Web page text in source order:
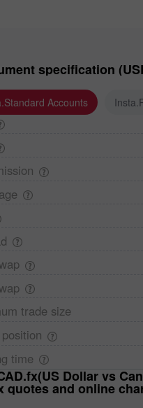
specification
Accounts
trade size
position
time
quotes and online